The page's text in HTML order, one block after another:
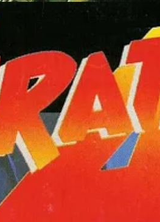
trois scénaristes /
des